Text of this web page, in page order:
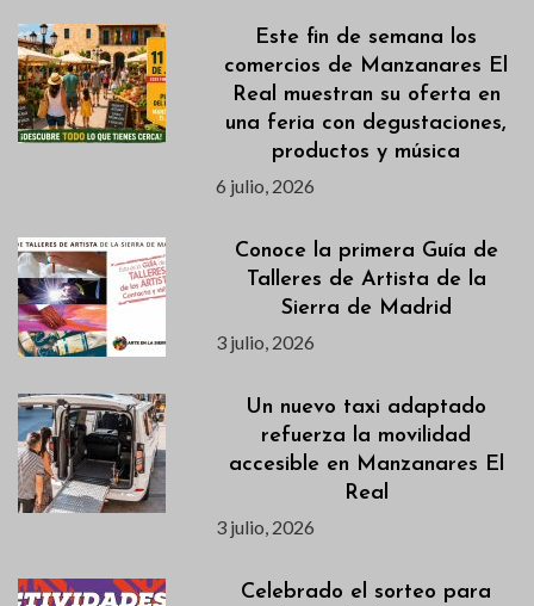
Este fin de semana los
comercios de Manzanares El
Real muestran su oferta en
una feria con degustaciones,
productos y música
6 julio, 2026
Conoce la primera Guía de
Talleres de Artista de la
Sierra de Madrid
3 julio, 2026
Un nuevo taxi adaptado
refuerza la movilidad
accesible en Manzanares El
Real
3 julio, 2026
Celebrado el sorteo para